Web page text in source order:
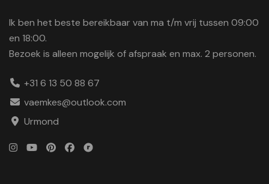
Ik ben het beste bereikbaar van ma t/m vrij tussen 09:00
en 18:00.
Bezoek is alleen mogelijk of afspraak en max. 2 personen.
+31 6 13 50 88 67
vaemkes@outlook.com
Urmond